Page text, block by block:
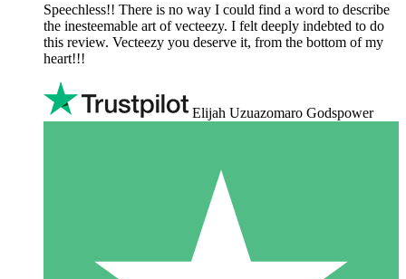
Speechless!! There is no way I could find a word to describe
the inesteemable art of vecteezy. I felt deeply indebted to do
this review. Vecteezy you deserve it, from the bottom of my
heart!!!
Elijah Uzuazomaro Godspower